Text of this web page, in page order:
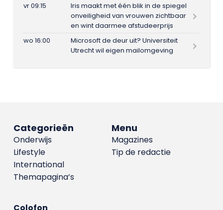
vr 09:15
Iris maakt met één blik in de spiegel
onveiligheid van vrouwen zichtbaar
en wint daarmee afstudeerprijs
wo 16:00
Microsoft de deur uit? Universiteit
Utrecht wil eigen mailomgeving
Menu
Magazines
Tip de redactie
Categorieën
Onderwijs
Lifestyle
International
Themapagina’s